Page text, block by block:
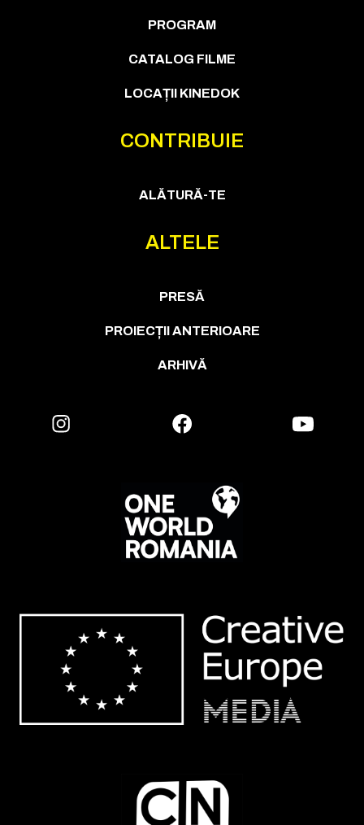
PROGRAM
CATALOG FILME
LOCAȚII KINEDOK
CONTRIBUIE
ALĂTURĂ-TE
ALTELE
PRESĂ
PROIECȚII ANTERIOARE
ARHIVĂ